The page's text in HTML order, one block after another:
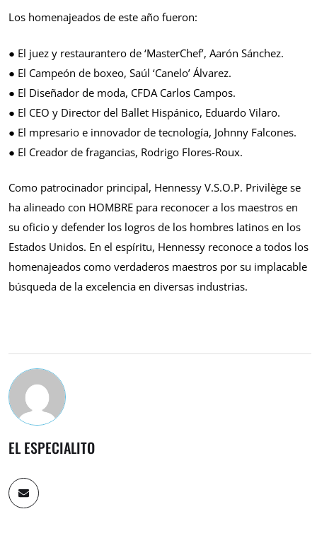
Los homenajeados de este año fueron:
● El juez y restaurantero de ‘MasterChef’, Aarón Sánchez.
● El Campeón de boxeo, Saúl ‘Canelo’ Álvarez.
● El Diseñador de moda, CFDA Carlos Campos.
● El CEO y Director del Ballet Hispánico, Eduardo Vilaro.
● El mpresario e innovador de tecnología, Johnny Falcones.
● El Creador de fragancias, Rodrigo Flores-Roux.
Como patrocinador principal, Hennessy V.S.O.P. Privilège se
ha alineado con HOMBRE para reconocer a los maestros en
su oficio y defender los logros de los hombres latinos en los
Estados Unidos. En el espíritu, Hennessy reconoce a todos los
homenajeados como verdaderos maestros por su implacable
búsqueda de la excelencia en diversas industrias.
EL ESPECIALITO